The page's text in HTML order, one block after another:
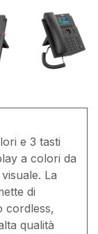
e 3 tasti
a colori da
La
di
cordless,
qualità